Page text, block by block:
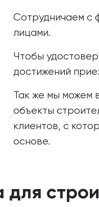
Сотрудничаем с
лицами.
Чтобы
достижений
Так же мы можем
объекты
клиентов, с
основе.